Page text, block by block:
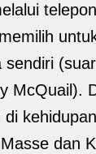
sendiri
McQuail).
dan